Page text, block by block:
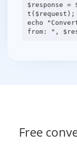
$response =
t($request);
echo
Free